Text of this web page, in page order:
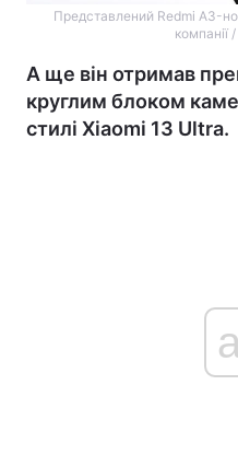
Представлений Redmi A3-
компанії
А ще він отримав
круглим блоком
стилі Xiaomi 13 Ultra.